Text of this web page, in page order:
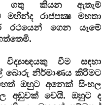
ගතු කියන ඇතැම්
රාජපක්‍ෂ මහතා
ගෙන යෑමේ
වීම සඳහා
බොරු නිර්මාණය කිරීමට
ඔහුට අනෙක් සිංහල
අඩුවක් වෙයි. ඔහුට ද